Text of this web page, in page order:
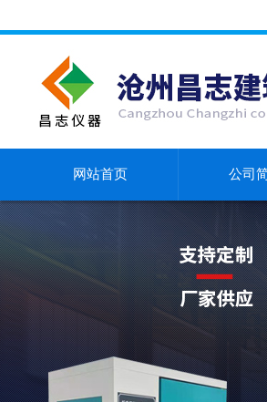
网站首页 公司